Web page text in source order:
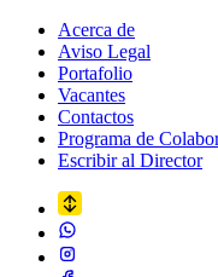
Acerca de
Aviso Legal
Portafolio
Vacantes
Contactos
Programa de
Escribir al Director